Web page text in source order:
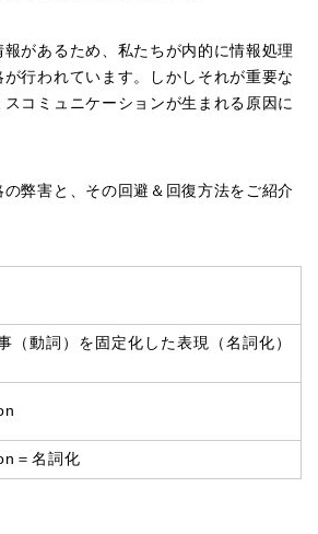
があるため、私たちが内的に情報処理
行われています。しかしそれが重要な
コミュニケーションが生まれる原因に
弊害と、その回避＆回復方法をご紹介
（動詞）を固定化した表現（名詞化）
＝名詞化